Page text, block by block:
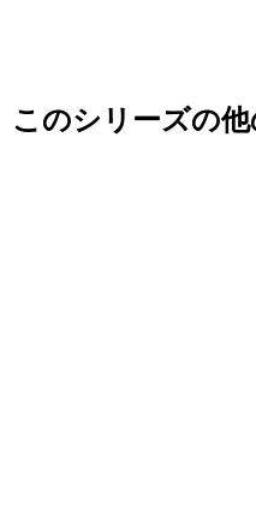
このシリーズの